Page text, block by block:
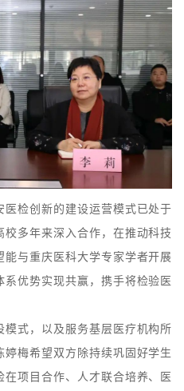
检创新的建设运营模式已处于
多年来深入合作，在推动科技
与重庆医科大学专家学者开展
系优势实现共赢，携手将检验医
式，以及服务基层医疗机构所
梅希望双方除持续巩固好学生
项目合作、人才联合培养、医